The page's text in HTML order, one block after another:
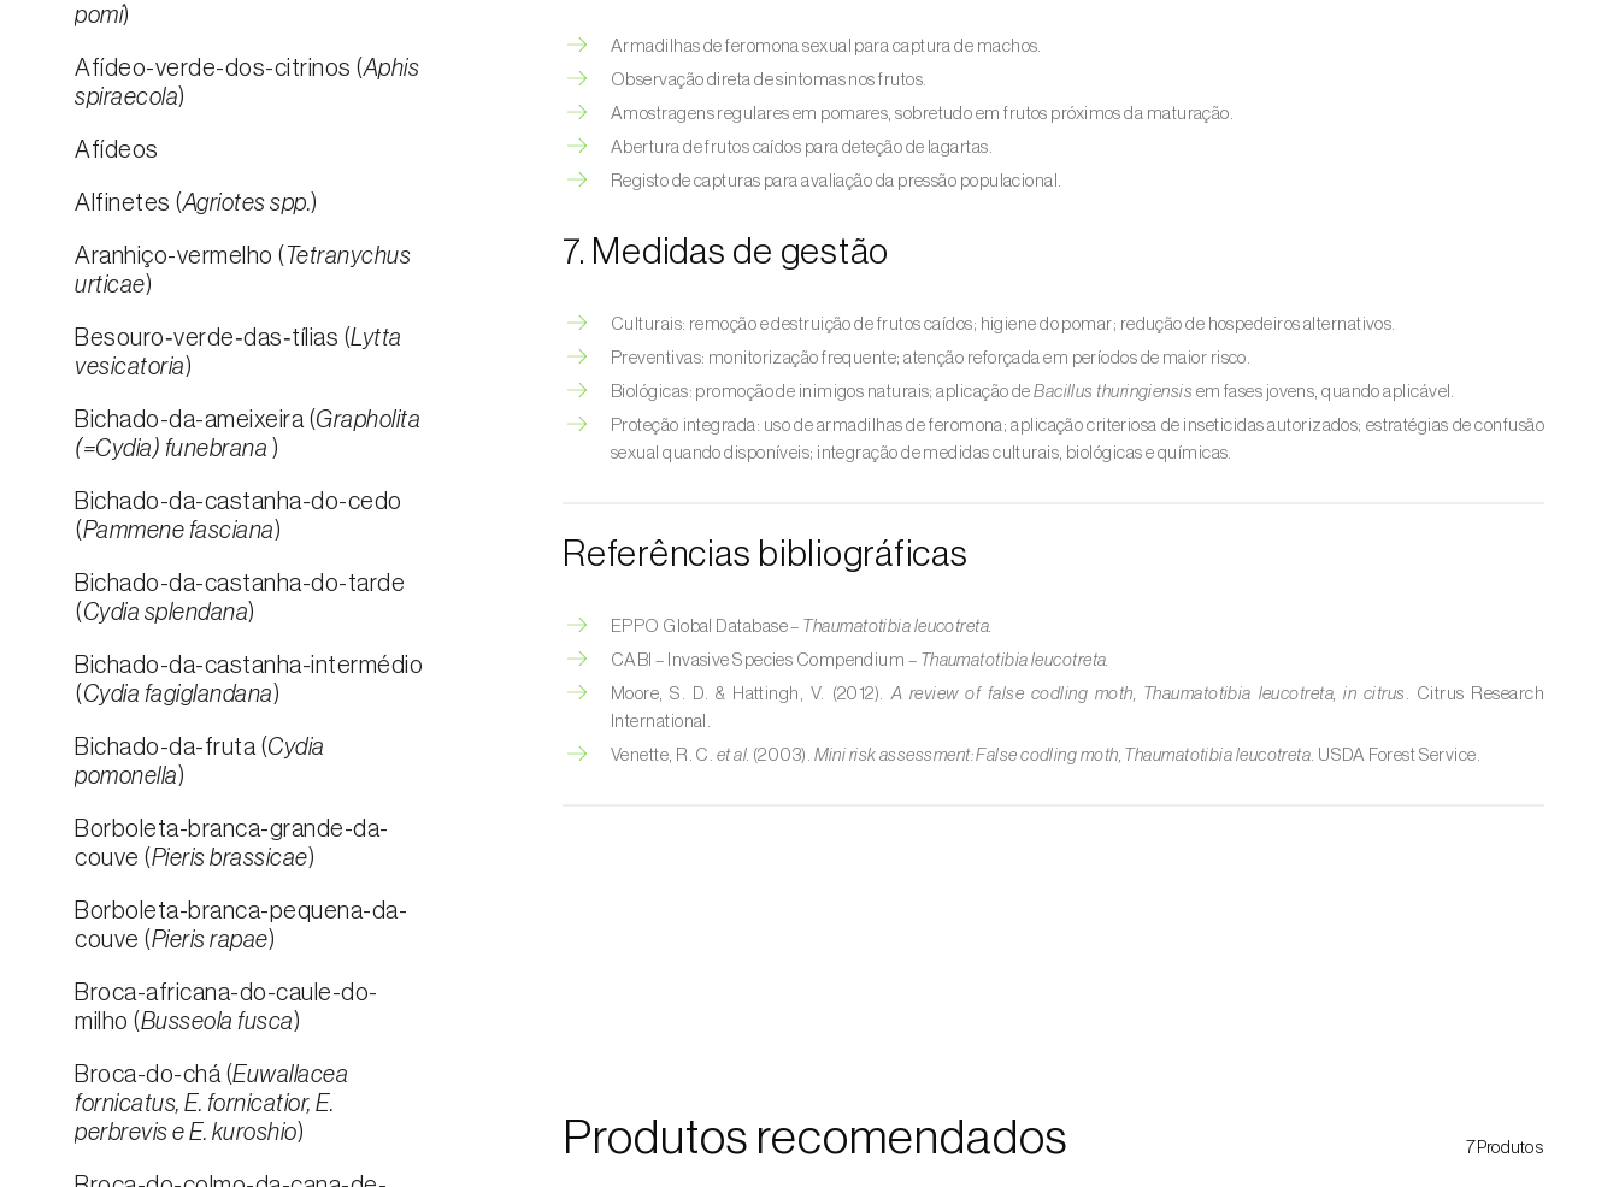
pomi)
Afídeo-verde-dos-citrinos (Aphis
spiraecola)
Afídeos
Alfinetes (Agriotes spp.)
Aranhiço-vermelho ( Tetranychus
urticae)
Besouro‑verde‑das‑tílias (Lytta
vesicatoria)
Bichado-da-ameixeira (Grapholita
(=Cydia) funebrana )
Bichado-da-castanha-do-cedo
(Pammene fasciana)
Bichado-da-castanha-do-tarde
(Cydia splendana)
Bichado-da-castanha-intermédio
(Cydia fagiglandana)
Bichado-da-fruta (Cydia
pomonella)
Borboleta-branca-grande-da-
couve (Pieris brassicae)
Borboleta-branca-pequena-da-
couve (Pieris rapae)
Broca-africana-do-caule-do-
milho (Busseola fusca)
Broca-do-chá (Euwallacea
fornicatus, E. fornicatior, E.
perbrevis e E. kuroshio)
Armadilhas de feromona sexual para captura de machos.
Observação direta de sintomas nos frutos.
Amostragens regulares em pomares, sobretudo em frutos próximos da maturação.
Abertura de frutos caídos para deteção de lagartas.
Registo de capturas para avaliação da pressão populacional.
7. Medidas de gestão
Culturais: remoção e destruição de frutos caídos; higiene do pomar; redução de hospedeiros alternativos.
Preventivas: monitorização frequente; atenção reforçada em períodos de maior risco.
Biológicas: promoção de inimigos naturais; aplicação deBacillus thuringiensis em fases jovens, quando aplicável.
Proteção integrada: uso de armadilhas de feromona; aplicação criteriosa de inseticidas autorizados; estratégias de confusão
sexual quando disponíveis; integração de medidas culturais, biológicas e químicas.
Referências bibliográficas
EPPO Global Database – Thaumatotibia leucotreta.
CABI – Invasive Species Compendium – Thaumatotibia leucotreta.
Moore, S. D. & Hattingh, V. (2012). A review of false codling moth, Thaumatotibia leucotreta, in citrus
. Citrus Research
International.
Venette, R. C. et al. (2003). Mini risk assessment: False codling moth, Thaumatotibia leucotreta . USDA Forest Service.
Produtos recomendados 7Produtos